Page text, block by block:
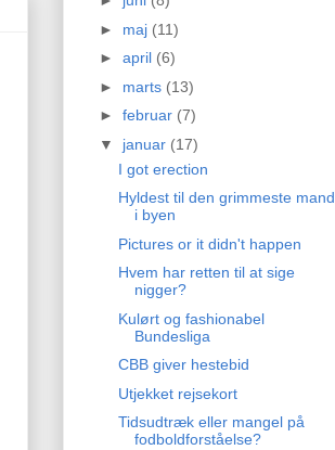
► maj (11)
► april (6)
► marts (13)
► februar (7)
▼ januar (17)
I got erection
Hyldest til den grimmeste mand
i byen
Pictures or it didn't happen
Hvem har retten til at sige
nigger?
Kulørt og fashionabel
Bundesliga
CBB giver hestebid
Utjekket rejsekort
Tidsudtræk eller mangel på
fodboldforståelse?